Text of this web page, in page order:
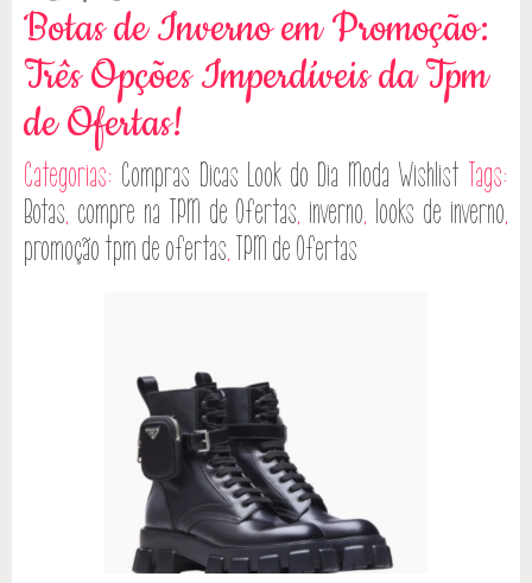
Botas de Inverno em Promoção:
Três Opções Imperdíveis da Tpm
de Ofertas!
Categorias: Compras Dicas Look do Dia Moda Wishlist Tags:
Botas, compre na TPM de Ofertas,inverno, looks de inverno,
promoção tpm de ofertas, TPM de Ofertas